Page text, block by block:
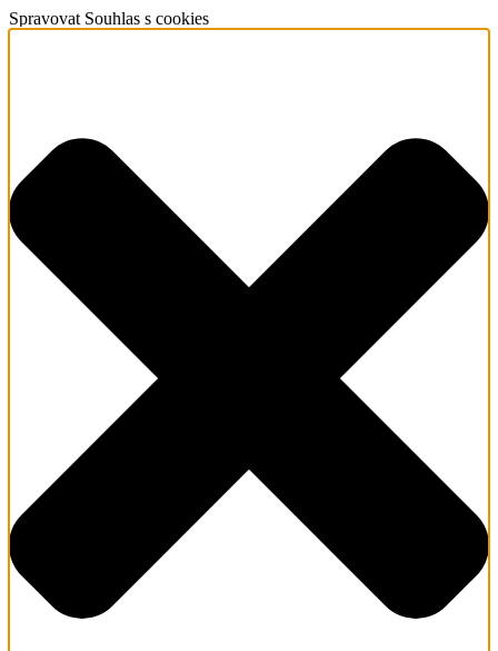
Spravovat Souhlas s cookies